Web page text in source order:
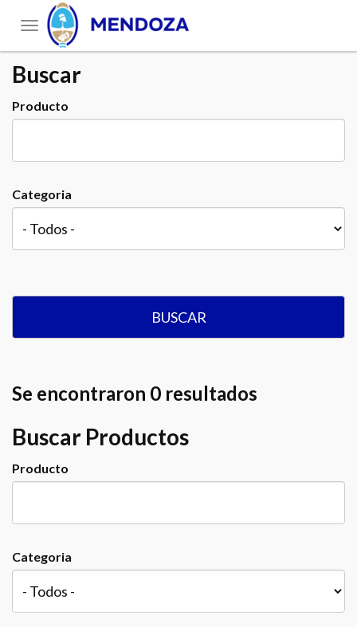
Toggle
navigation
Buscar
Producto
Categoria
BUSCAR
Se encontraron 0 resultados
Buscar Productos
Producto
Categoria